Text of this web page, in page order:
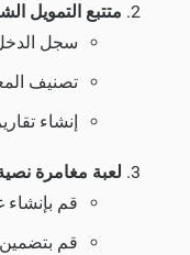
متتبع التمويل
سجل
تصنيف
إنشاء
لعبة مغامرة
قم
قم بتضمين